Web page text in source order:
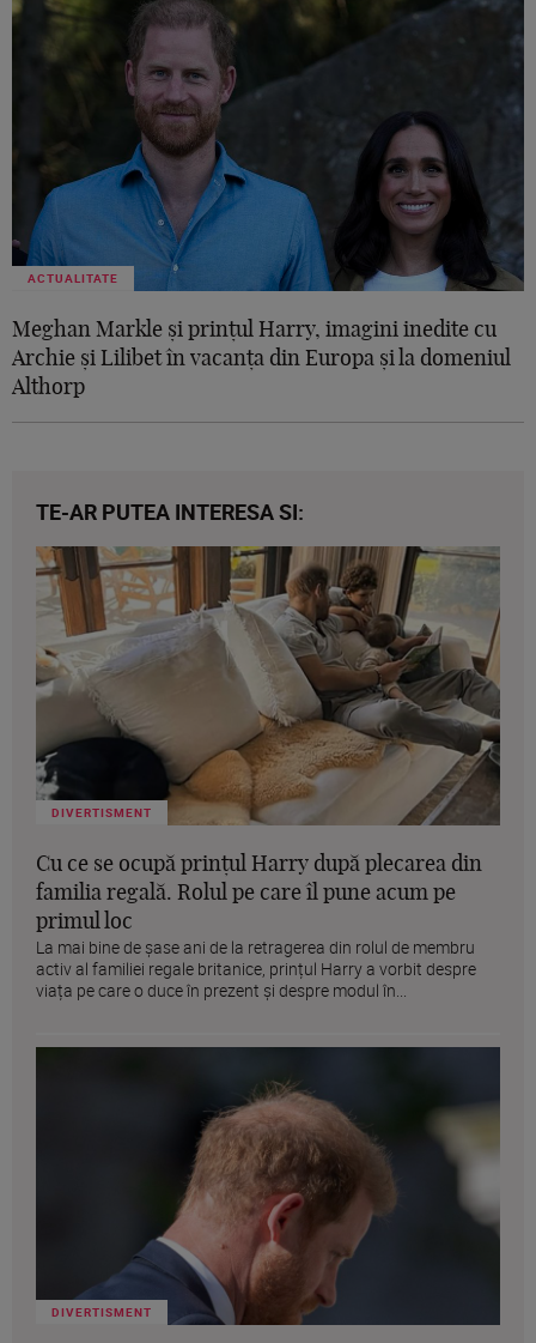
ACTUALITATE
Meghan Markle și prințul Harry, imagini inedite cu
Archie și Lilibet în vacanța din Europa și la domeniul
Althorp
TE-AR PUTEA INTERESA SI:
DIVERTISMENT
Cu ce se ocupă prințul Harry după plecarea din
familia regală. Rolul pe care îl pune acum pe
primul loc
La mai bine de șase ani de la retragerea din rolul de membru
activ al familiei regale britanice, prințul Harry a vorbit despre
viața pe care o duce în prezent și despre modul în...
DIVERTISMENT